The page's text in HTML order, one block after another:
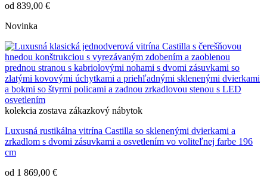
od 839,00 €
Novinka
kolekcia zostava zákazkový nábytok
Luxusná rustikálna vitrína Castilla so sklenenými dvierkami a
zrkadlom s dvomi zásuvkami a osvetlením vo voliteľnej farbe 196
cm
od 1 869,00 €